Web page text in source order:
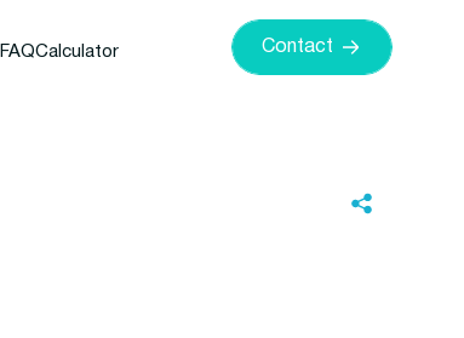
FAQCalculator Contact